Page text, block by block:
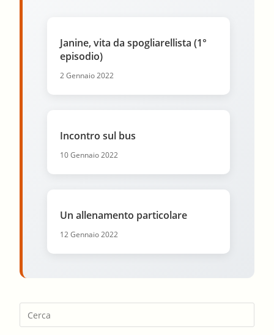
Janine, vita da spogliarellista (1°
episodio)
2 Gennaio 2022
Incontro sul bus
10 Gennaio 2022
Un allenamento particolare
12 Gennaio 2022